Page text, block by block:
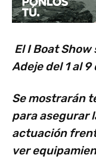
El I Boat Show
Adeje del 1 al
Se mostrarán
para asegurar
actuación
ver